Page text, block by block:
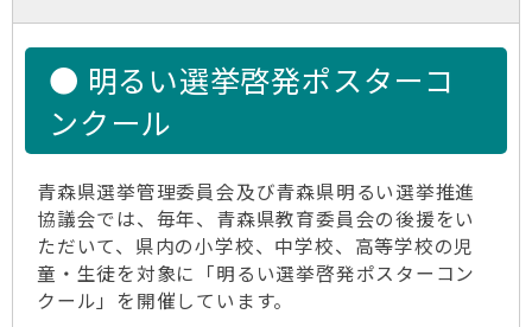
● 明るい選挙啓発ポスターコ
ンクール
青森県選挙管理委員会及び青森県明るい選挙推進
協議会では、毎年、青森県教育委員会の後援をい
ただいて、県内の小学校、中学校、高等学校の児
童・生徒を対象に「明るい選挙啓発ポスターコン
クール」を開催しています。